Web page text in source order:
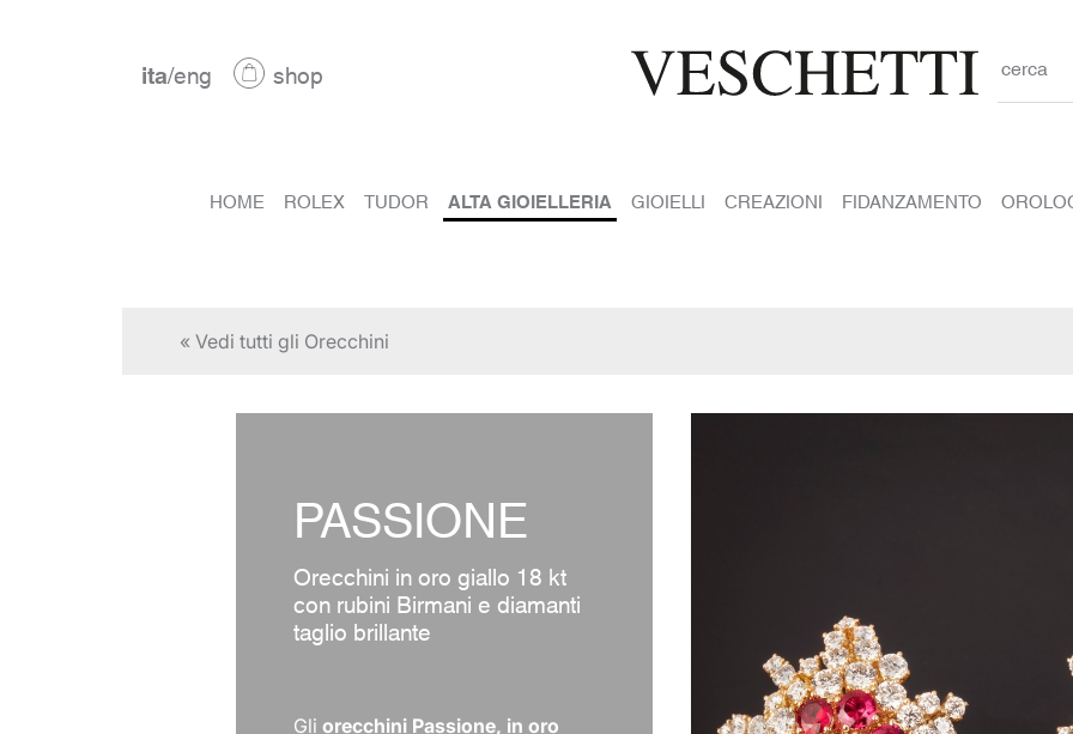
ita/eng shop cerca
HOME ROLEX TUDOR ALTA GIOIELLERIA GIOIELLI CREAZIONI FIDANZAMENTO
« Vedi tutti gli Orecchini
PASSIONE
Orecchini in oro giallo 18 kt
con rubini Birmani e diamanti
taglio brillante
Gli orecchini Passione, in oro